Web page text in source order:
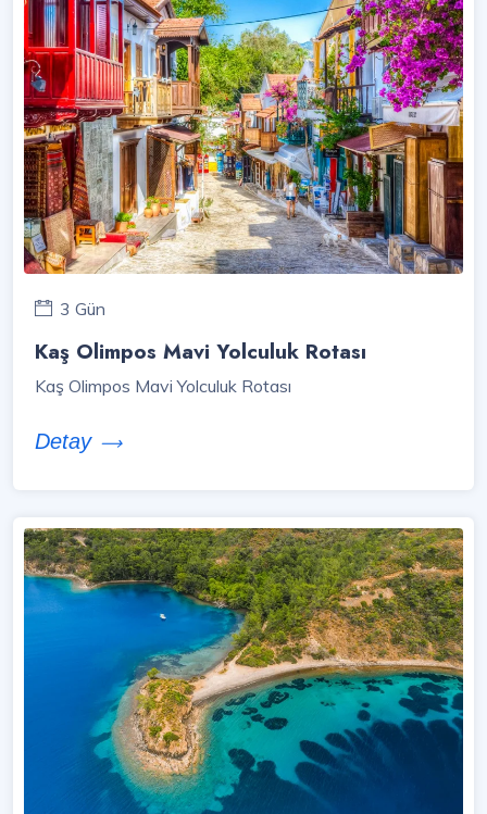
3 Gün
Kaş Olimpos Mavi Yolculuk Rotası
Kaş Olimpos Mavi Yolculuk Rotası
Detay